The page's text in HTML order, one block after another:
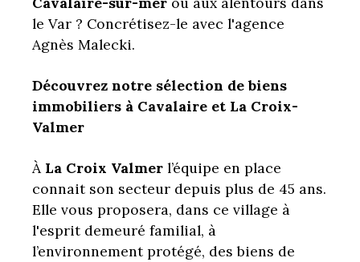
le Var ? Concrétisez-le avec l'agence
Agnès Malecki.
Découvrez notre sélection de biens
immobiliers à Cavalaire et La Croix-
Valmer
À La Croix Valmer l’équipe en place
connait son secteur depuis plus de 45 ans.
Elle vous proposera, dans ce village à
l'esprit demeuré familial, à
l’environnement protégé, des biens de